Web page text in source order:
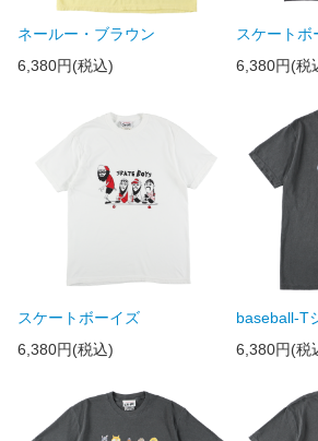
ネールー・ブラウン
6,380円(税込)
スケートボ
6,380円(税
スケートボーイズ
6,380円(税込)
baseball-T
6,380円(税